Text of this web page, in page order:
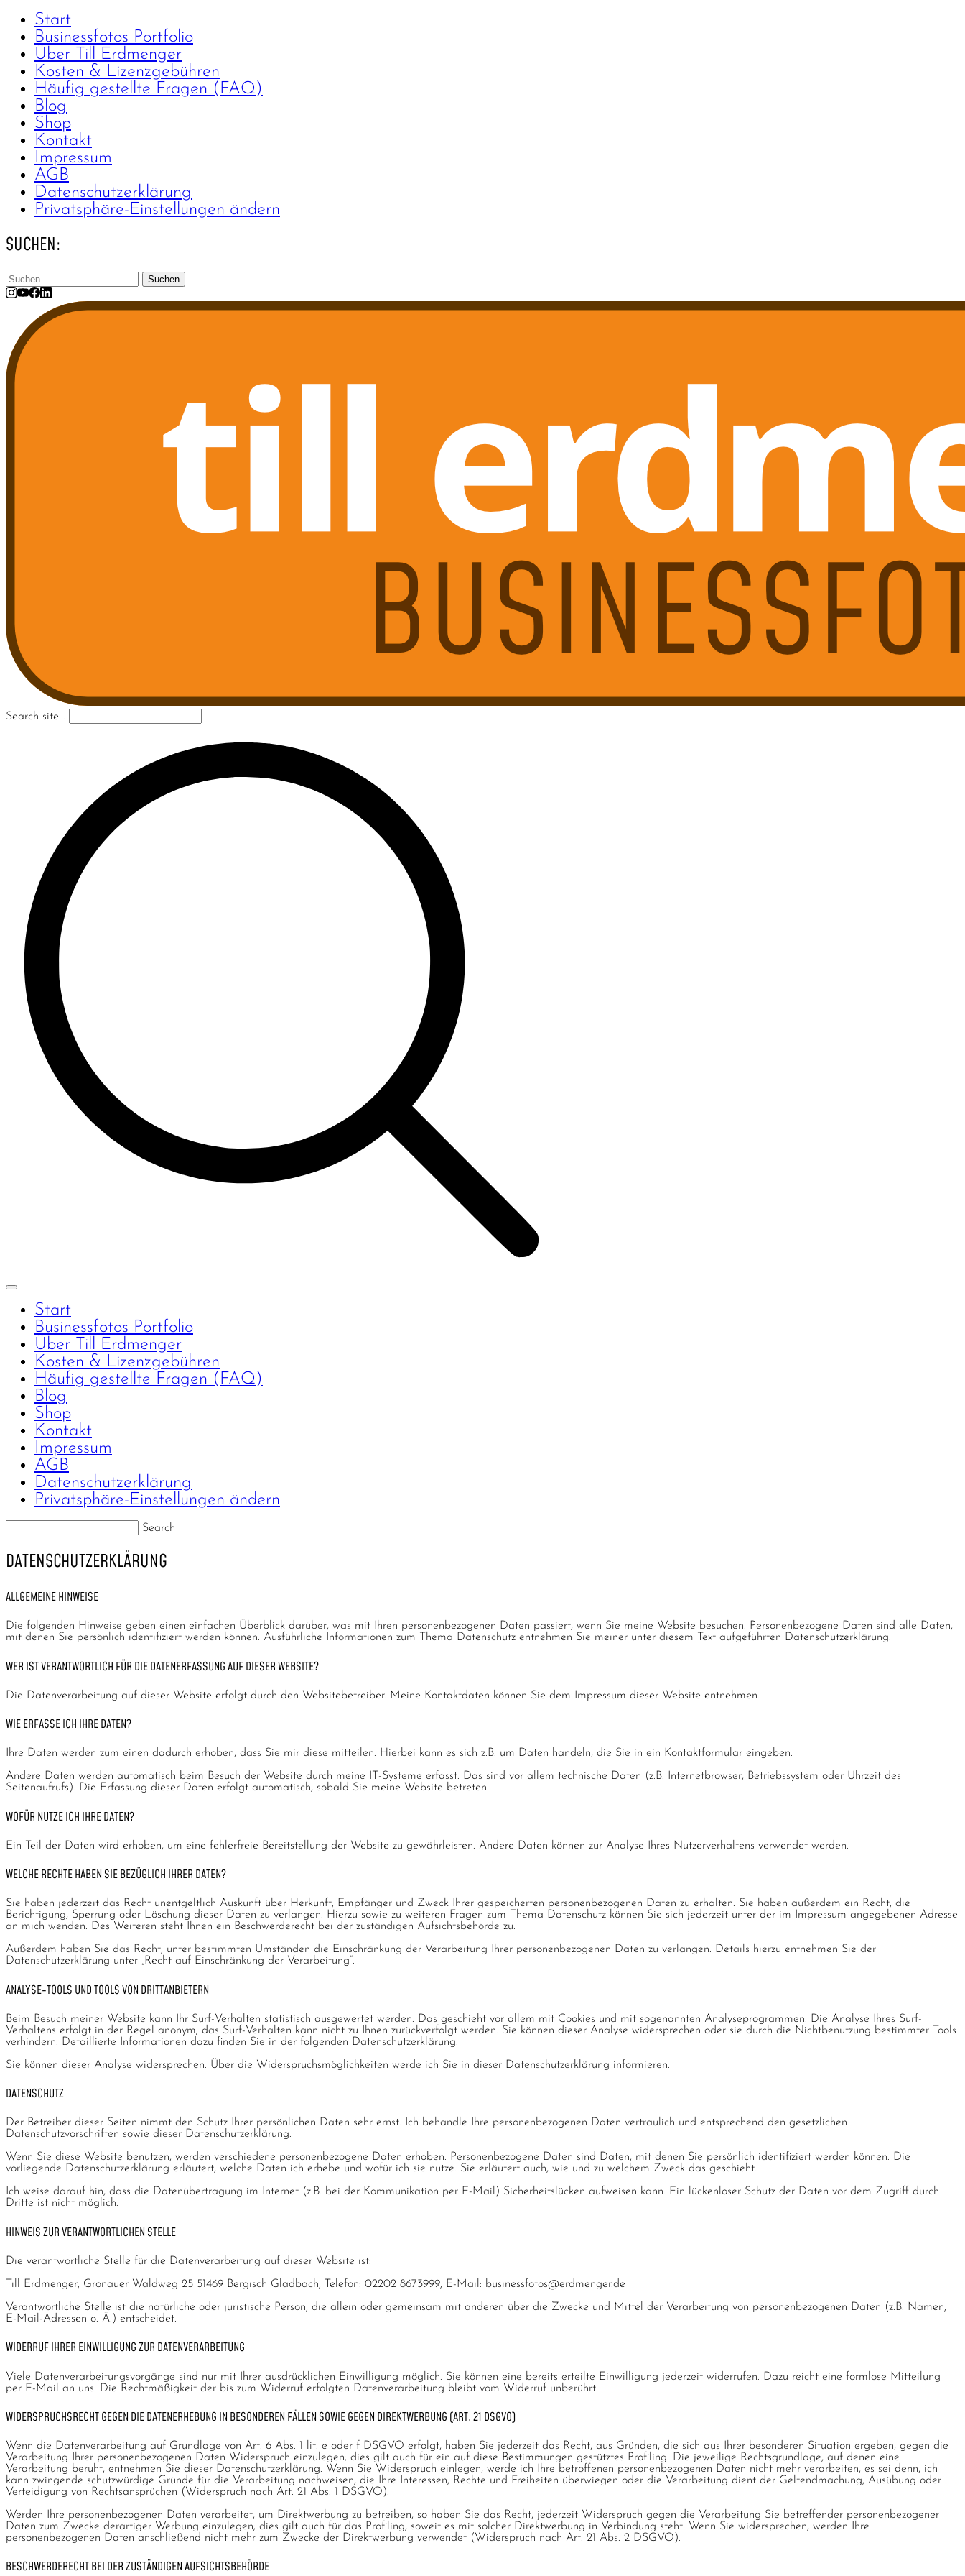
Start
Businessfotos Portfolio
Über Till Erdmenger
Kosten & Lizenzgebühren
Häufig gestellte Fragen (FAQ)
Blog
Shop
Kontakt
Impressum
AGB
Datenschutzerklärung
Privatsphäre-Einstellungen ändern
SUCHEN:
Suchen
nach:
Search site...
Start
Businessfotos Portfolio
Über Till Erdmenger
Kosten & Lizenzgebühren
Häufig gestellte Fragen (FAQ)
Blog
Shop
Kontakt
Impressum
AGB
Datenschutzerklärung
Privatsphäre-Einstellungen ändern
Search
DATENSCHUTZERKLÄRUNG
ALLGEMEINE HINWEISE
Die folgenden Hinweise geben einen einfachen Überblick darüber, was mit Ihren personenbezogenen Daten passiert, wenn Sie meine Website besuchen. Personenbezogene Daten sind alle Daten,
mit denen Sie persönlich identifiziert werden können. Ausführliche Informationen zum Thema Datenschutz entnehmen Sie meiner unter diesem Text aufgeführten Datenschutzerklärung.
WER IST VERANTWORTLICH FÜR DIE DATENERFASSUNG AUF DIESER WEBSITE?
Die Datenverarbeitung auf dieser Website erfolgt durch den Websitebetreiber. Meine Kontaktdaten können Sie dem Impressum dieser Website entnehmen.
WIE ERFASSE ICH IHRE DATEN?
Ihre Daten werden zum einen dadurch erhoben, dass Sie mir diese mitteilen. Hierbei kann es sich z.B. um Daten handeln, die Sie in ein Kontaktformular eingeben.
Andere Daten werden automatisch beim Besuch der Website durch meine IT-Systeme erfasst. Das sind vor allem technische Daten (z.B. Internetbrowser, Betriebssystem oder Uhrzeit des
Seitenaufrufs). Die Erfassung dieser Daten erfolgt automatisch, sobald Sie meine Website betreten.
WOFÜR NUTZE ICH IHRE DATEN?
Ein Teil der Daten wird erhoben, um eine fehlerfreie Bereitstellung der Website zu gewährleisten. Andere Daten können zur Analyse Ihres Nutzerverhaltens verwendet werden.
WELCHE RECHTE HABEN SIE BEZÜGLICH IHRER DATEN?
Sie haben jederzeit das Recht unentgeltlich Auskunft über Herkunft, Empfänger und Zweck Ihrer gespeicherten personenbezogenen Daten zu erhalten. Sie haben außerdem ein Recht, die
Berichtigung, Sperrung oder Löschung dieser Daten zu verlangen. Hierzu sowie zu weiteren Fragen zum Thema Datenschutz können Sie sich jederzeit unter der im Impressum angegebenen Adresse
an mich wenden. Des Weiteren steht Ihnen ein Beschwerderecht bei der zuständigen Aufsichtsbehörde zu.
Außerdem haben Sie das Recht, unter bestimmten Umständen die Einschränkung der Verarbeitung Ihrer personenbezogenen Daten zu verlangen. Details hierzu entnehmen Sie der
Datenschutzerklärung unter „Recht auf Einschränkung der Verarbeitung“.
ANALYSE-TOOLS UND TOOLS VON DRITTANBIETERN
Beim Besuch meiner Website kann Ihr Surf-Verhalten statistisch ausgewertet werden. Das geschieht vor allem mit Cookies und mit sogenannten Analyseprogrammen. Die Analyse Ihres Surf-
Verhaltens erfolgt in der Regel anonym; das Surf-Verhalten kann nicht zu Ihnen zurückverfolgt werden. Sie können dieser Analyse widersprechen oder sie durch die Nichtbenutzung bestimmter Tools
verhindern. Detaillierte Informationen dazu finden Sie in der folgenden Datenschutzerklärung.
Sie können dieser Analyse widersprechen. Über die Widerspruchsmöglichkeiten werde ich Sie in dieser Datenschutzerklärung informieren.
DATENSCHUTZ
Der Betreiber dieser Seiten nimmt den Schutz Ihrer persönlichen Daten sehr ernst. Ich behandle Ihre personenbezogenen Daten vertraulich und entsprechend den gesetzlichen
Datenschutzvorschriften sowie dieser Datenschutzerklärung.
Wenn Sie diese Website benutzen, werden verschiedene personenbezogene Daten erhoben. Personenbezogene Daten sind Daten, mit denen Sie persönlich identifiziert werden können. Die
vorliegende Datenschutzerklärung erläutert, welche Daten ich erhebe und wofür ich sie nutze. Sie erläutert auch, wie und zu welchem Zweck das geschieht.
Ich weise darauf hin, dass die Datenübertragung im Internet (z.B. bei der Kommunikation per E-Mail) Sicherheitslücken aufweisen kann. Ein lückenloser Schutz der Daten vor dem Zugriff durch
Dritte ist nicht möglich.
HINWEIS ZUR VERANTWORTLICHEN STELLE
Die verantwortliche Stelle für die Datenverarbeitung auf dieser Website ist:
Till Erdmenger, Gronauer Waldweg 25 51469 Bergisch Gladbach, Telefon: 02202 8673999, E-Mail: businessfotos@erdmenger.de
Verantwortliche Stelle ist die natürliche oder juristische Person, die allein oder gemeinsam mit anderen über die Zwecke und Mittel der Verarbeitung von personenbezogenen Daten (z.B. Namen,
E-Mail-Adressen o. Ä.) entscheidet.
WIDERRUF IHRER EINWILLIGUNG ZUR DATENVERARBEITUNG
Viele Datenverarbeitungsvorgänge sind nur mit Ihrer ausdrücklichen Einwilligung möglich. Sie können eine bereits erteilte Einwilligung jederzeit widerrufen. Dazu reicht eine formlose Mitteilung
per E-Mail an uns. Die Rechtmäßigkeit der bis zum Widerruf erfolgten Datenverarbeitung bleibt vom Widerruf unberührt.
WIDERSPRUCHSRECHT GEGEN DIE DATENERHEBUNG IN BESONDEREN FÄLLEN SOWIE GEGEN DIREKTWERBUNG (ART. 21 DSGVO)
Wenn die Datenverarbeitung auf Grundlage von Art. 6 Abs. 1 lit. e oder f DSGVO erfolgt, haben Sie jederzeit das Recht, aus Gründen, die sich aus Ihrer besonderen Situation ergeben, gegen die
Verarbeitung Ihrer personenbezogenen Daten Widerspruch einzulegen; dies gilt auch für ein auf diese Bestimmungen gestütztes Profiling. Die jeweilige Rechtsgrundlage, auf denen eine
Verarbeitung beruht, entnehmen Sie dieser Datenschutzerklärung. Wenn Sie Widerspruch einlegen, werde ich Ihre betroffenen personenbezogenen Daten nicht mehr verarbeiten, es sei denn, ich
kann zwingende schutzwürdige Gründe für die Verarbeitung nachweisen, die Ihre Interessen, Rechte und Freiheiten überwiegen oder die Verarbeitung dient der Geltendmachung, Ausübung oder
Verteidigung von Rechtsansprüchen (Widerspruch nach Art. 21 Abs. 1 DSGVO).
Werden Ihre personenbezogenen Daten verarbeitet, um Direktwerbung zu betreiben, so haben Sie das Recht, jederzeit Widerspruch gegen die Verarbeitung Sie betreffender personenbezogener
Daten zum Zwecke derartiger Werbung einzulegen; dies gilt auch für das Profiling, soweit es mit solcher Direktwerbung in Verbindung steht. Wenn Sie widersprechen, werden Ihre
personenbezogenen Daten anschließend nicht mehr zum Zwecke der Direktwerbung verwendet (Widerspruch nach Art. 21 Abs. 2 DSGVO).
BESCHWERDERECHT BEI DER ZUSTÄNDIGEN AUFSICHTSBEHÖRDE